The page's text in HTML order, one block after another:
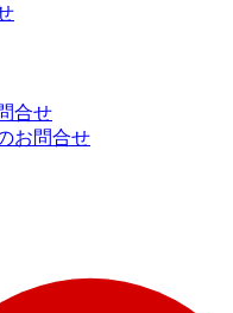
合せ
お問合せ